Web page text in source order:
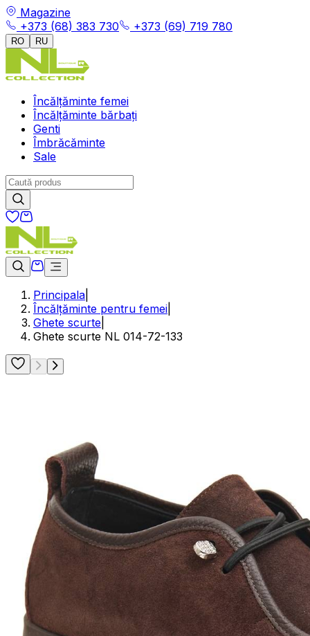
Magazine
+373 (68) 383 730
+373 (69) 719 780
RO RU
Încălțăminte femei
Încălțăminte bărbați
Genti
Îmbrăcăminte
Sale
Principala
Încălțăminte pentru femei
Ghete scurte
Ghete scurte NL 014-72-133